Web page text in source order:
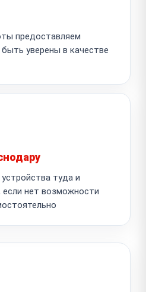
предоставляем
уверены в качестве
туда и
нет возможности